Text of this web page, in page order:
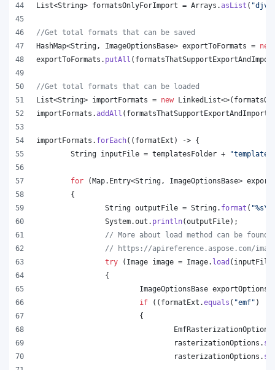
List<String> formatsOnlyForImport = Arrays .asList (
//Get total formats that can be saved
HashMap<String , ImageOptionsBase> exportToFormats = new
exportToFormats . putAll (
//Get total formats that can be loaded
List<String> importFormats = new LinkedList<>(
importFormats .addAll ( formatsThatSupportExportAndImport
importFormats . forEach(( formatExt ) -> {
String inputFile = templatesFolder +
for (Map. Entry<String , ImageOptionsBase>
	{
String outputFile = String. format ( "%s\\
System.out . println(outputFile);
// More about load method can be found
// https://apireference.aspose.com/
try ( Image image = Image. load ( inputFile
		{
ImageOptionsBase exportOptions
if (( formatExt .equals ( "emf" )
			{
EmfRasterizationOptions
rasterizationOptions .
rasterizationOptions .